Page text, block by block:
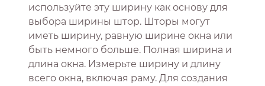
используйте эту ширину как основу для
выбора ширины штор. Шторы могут
иметь ширину, равную ширине окна или
быть немного больше. Полная ширина и
длина окна. Измерьте ширину и длину
всего окна, включая раму. Для создания